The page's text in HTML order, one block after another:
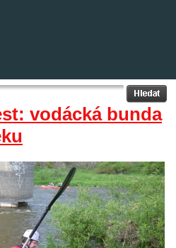
vodácká bunda